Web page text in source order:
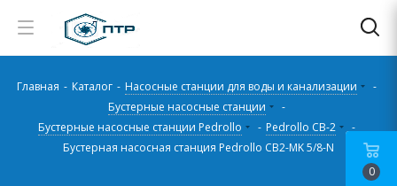
Главная - Каталог - Насосные станции для воды и канализации
-
Бустерные насосные станции
-
Бустерные насосные станции Pedrollo
- Pedrollo CB-2
-
Бустерная насосная станция Pedrollo CB2-MK 5/8-N
0